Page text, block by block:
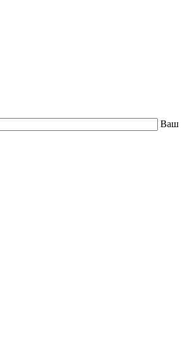
Ваш